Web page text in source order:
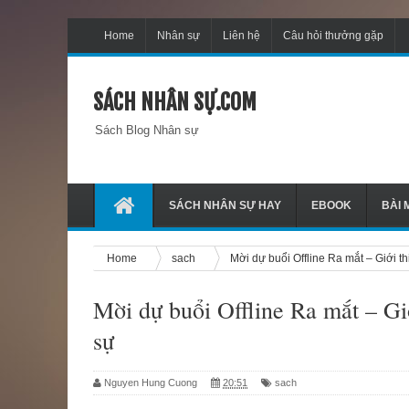
Home Nhân sự Liên hệ Câu hỏi thưởng gặp
SÁCH NHÂN SỰ.COM
Sách Blog Nhân sự
SÁCH NHÂN SỰ HAY EBOOK BÀI
Home sach Mời dự buổi Offline Ra mắt – Giới
Mời dự buổi Offline Ra mắt –
sự
Nguyen Hung Cuong 20:51 sach